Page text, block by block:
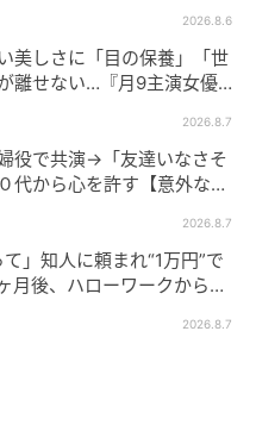
2026.8.6
美しさに「目の保養」「世
離せない…『月9主演女優
2026.8.7
役で共演→「友達いなさそ
代から心を許す【意外な親
2026.8.7
て」知人に頼まれ“1万円”で
月後、ハローワークから届
2026.8.7